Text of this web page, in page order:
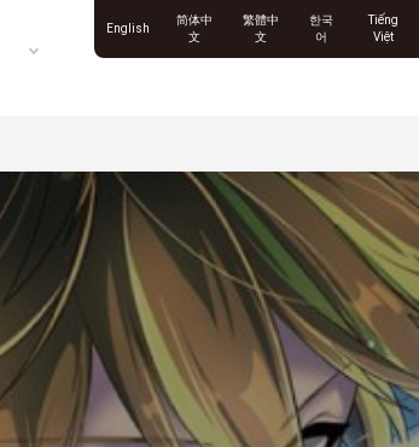
English
简体中
文
繁體中
文
한국
어
Tiếng
Việt